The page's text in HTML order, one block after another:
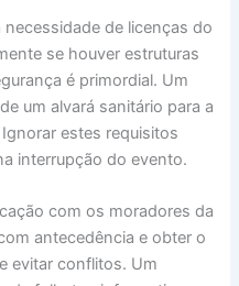
de licenças do
se houver estruturas
é primordial. Um
um alvará sanitário para a
estes requisitos
interrupção do evento.
com os moradores da
antecedência e obter o
evitar conflitos. Um